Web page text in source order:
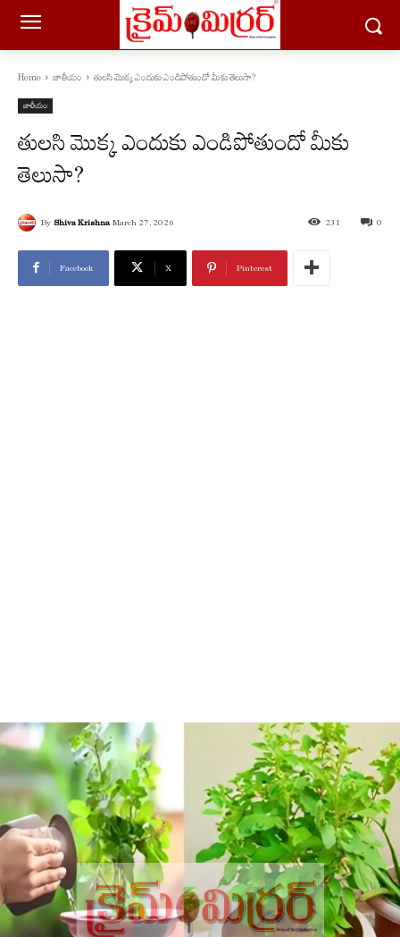
Home జాతీయం తులసి మొక్క ఎందుకు ఎండిపోతుందో మీకు తెలుసా?
జాతీయం
తులసి మొక్క ఎందుకు ఎండిపోతుందో మీకు
తెలుసా?
By Shiva Krishna March 27, 2026 0
231
Facebook X Pinterest